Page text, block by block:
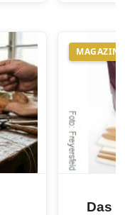
MAGAZIN
Das